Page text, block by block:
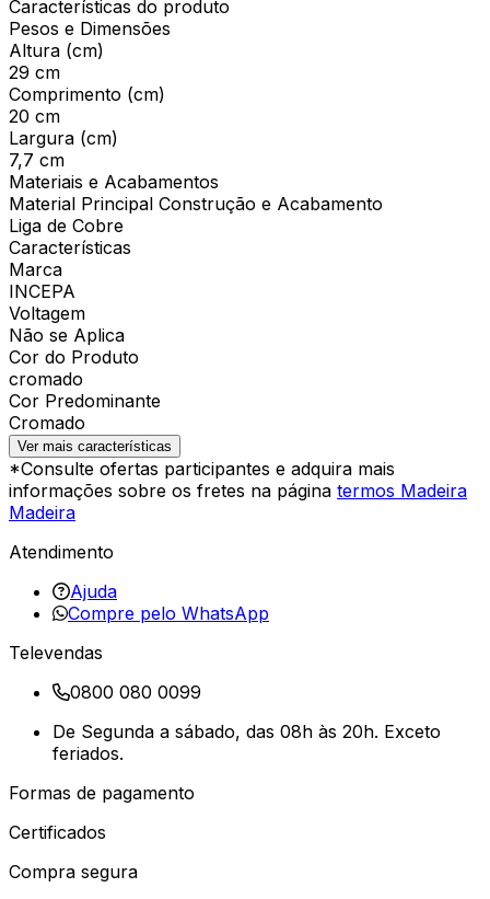
Características do produto
Pesos e Dimensões
Altura (cm)
29 cm
Comprimento (cm)
20 cm
Largura (cm)
7,7 cm
Materiais e Acabamentos
Material Principal Construção e Acabamento
Liga de Cobre
Características
Marca
INCEPA
Voltagem
Não se Aplica
Cor do Produto
cromado
Cor Predominante
Cromado
Ver mais características
*Consulte ofertas participantes e adquira mais
informações sobre os fretes na página termos Madeira
Madeira
Atendimento
Ajuda
Compre pelo WhatsApp
Televendas
0800 080 0099
De Segunda a sábado, das 08h às 20h. Exceto
feriados.
Formas de pagamento
Certificados
Compra segura